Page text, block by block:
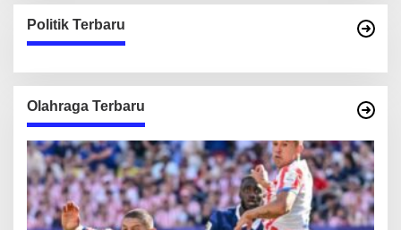
Politik Terbaru
Olahraga Terbaru